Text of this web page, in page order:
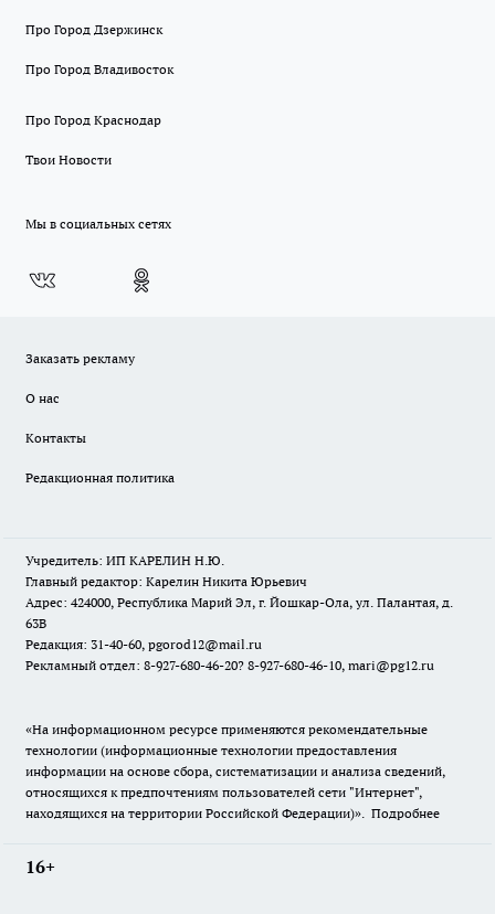
Про Город Дзержинск
Про Город Владивосток
Про Город Краснодар
Твои Новости
Мы в социальных сетях
Заказать рекламу
О нас
Контакты
Редакционная политика
Учредитель: ИП КАРЕЛИН Н.Ю.
Главный редактор: Карелин Никита Юрьевич
Адрес: 424000, Республика Марий Эл, г. Йошкар-Ола, ул. Палантая, д.
63В
Редакция: 31-40-60, pgorod12@mail.ru
Рекламный отдел: 8-927-680-46-20? 8-927-680-46-10, mari@pg12.ru
«На информационном ресурсе применяются рекомендательные
технологии (информационные технологии предоставления
информации на основе сбора, систематизации и анализа сведений,
относящихся к предпочтениям пользователей сети "Интернет",
находящихся на территории Российской Федерации)». Подробнее
16+